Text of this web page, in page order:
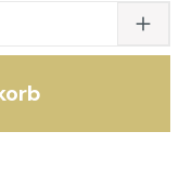
gewünschten